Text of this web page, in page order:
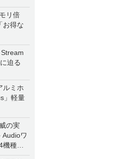
リ倍
お得な
迫る
ルミホ
」軽量
の実
Audioワ
種を